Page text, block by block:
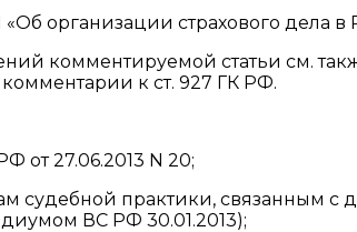
«Об организации страхового дела
комментируемой статьи см.
к ст. 927 ГК РФ.
от 27.06.2013 N 20;
судебной практики, связанным с
ВС РФ 30.01.2013);